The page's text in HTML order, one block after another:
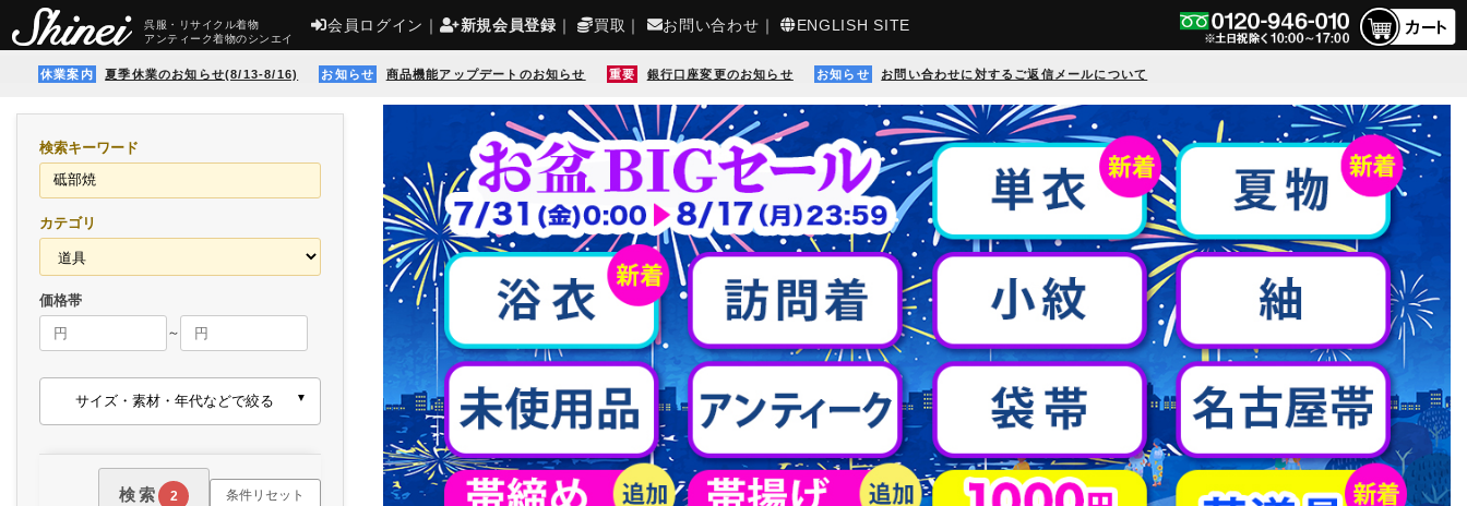
呉服・リサイクル着物
アンティーク着物のシンエイ
会員ログイン ｜ 新規会員登録 ｜ 買取 ｜ お問い合わせ ｜ ENGLISH SITE
休業案内 夏季休業のお知らせ(8/13-8/16) お知らせ 商品機能アップデートのお知らせ 重要 銀行口座変更のお知らせ お知らせ お問い合わせに対するご返信メールについて
検索キーワード
カテゴリ
価格帯
～
サイズ・素材・年代などで絞る
検索 2 条件リセット